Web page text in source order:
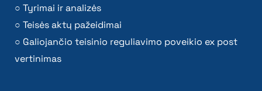
Tyrimai ir analizės
Teisės aktų pažeidimai
Galiojančio teisinio reguliavimo poveikio ex post
vertinimas